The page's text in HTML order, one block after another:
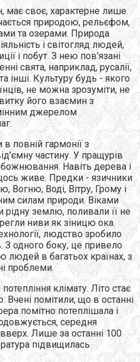
має своє, характерне лише
природою, рельєфом,
та озерами. Природа
і світогляд людей,
і побут. З нею пов'язані
свята, наприклад, русалії,
інші. Культуру будь - якого
не можна зрозуміти, не
його взаємин з
джерелом
повній гармонії з
частину. У пращурів
Навіть дерева і
живе. Предки - язичники
Вогню, Воді, Вітру, Грому і
силам природи. Віками
землю, поливали її не
ниви як зіницю ока.
людство зробило
З одного боку, це привело
людей в багатьох країнах, з
проблеми.
клімату. Літо стає
помітили, що в останні
помітно потеплішала і
середня
Лише за останні 100
підвищилась